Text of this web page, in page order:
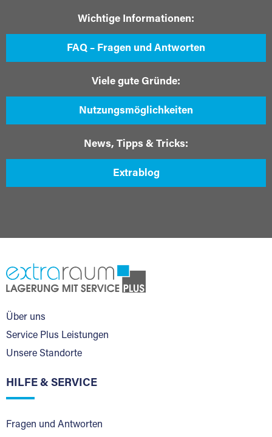
Wichtige Informationen:
FAQ – Fragen und Antworten
Viele gute Gründe:
Nutzungsmöglichkeiten
News, Tipps & Tricks:
Extrablog
Über uns
Service Plus Leistungen
Unsere Standorte
HILFE & SERVICE
Fragen und Antworten